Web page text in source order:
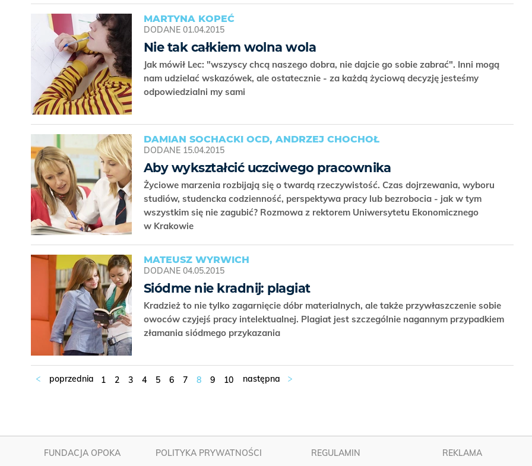
MARTYNA KOPEĆ
DODANE 01.04.2015
Nie tak całkiem wolna wola
Jak mówił Lec: "wszyscy chcą naszego dobra, nie dajcie go sobie zabrać". Inni mogą
nam udzielać wskazówek, ale ostatecznie - za każdą życiową decyzję jesteśmy
odpowiedzialni my sami
DAMIAN SOCHACKI OCD, ANDRZEJ CHOCHOŁ
DODANE 15.04.2015
Aby wykształcić uczciwego pracownika
Życiowe marzenia rozbijają się o twardą rzeczywistość. Czas dojrzewania, wyboru
studiów, studencka codzienność, perspektywa pracy lub bezrobocia - jak w tym
wszystkim się nie zagubić? Rozmowa z rektorem Uniwersytetu Ekonomicznego
w Krakowie
MATEUSZ WYRWICH
DODANE 04.05.2015
Siódme nie kradnij: plagiat
Kradzież to nie tylko zagarnięcie dóbr materialnych, ale także przywłaszczenie sobie
owoców czyjejś pracy intelektualnej. Plagiat jest szczególnie nagannym przypadkiem
złamania siódmego przykazania
1 2 3 4 5 6 7 8 9 10
FUNDACJA OPOKA POLITYKA PRYWATNOŚCI REGULAMIN REKLAMA